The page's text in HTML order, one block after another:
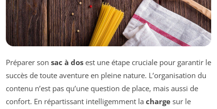
Préparer son sac à dos est une étape cruciale pour garantir le
succès de toute aventure en pleine nature. L’organisation du
contenu n’est pas qu’une question de place, mais aussi de
confort. En répartissant intelligemment la charge sur le